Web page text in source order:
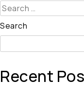
Search
for:
Search
Recent